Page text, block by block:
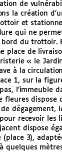
de
la création
et
qui ne
du trottoir.
place de
« le
à la
1, sur la
l’immeuble
fleures dispose
dégagement,
recevoir les
dispose
(place 3),
quelques